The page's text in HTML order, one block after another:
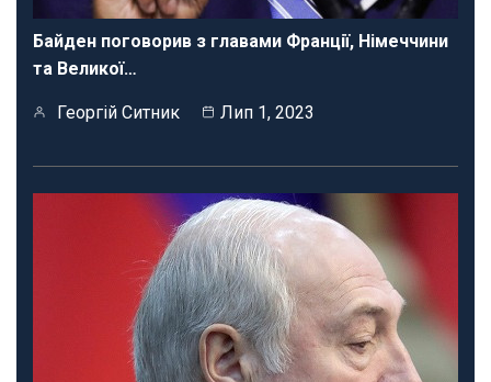
Байден поговорив з главами Франції, Німеччини
та Великої…
Георгій Ситник Лип 1, 2023